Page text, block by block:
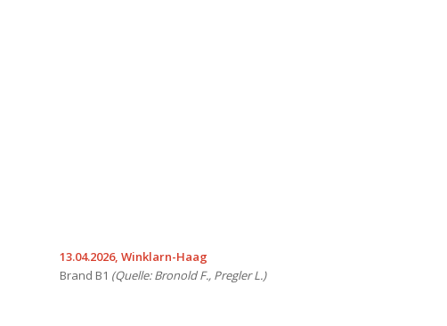
13.04.2026, Winklarn-Haag
Brand B1 (Quelle: Bronold F., Pregler L.)